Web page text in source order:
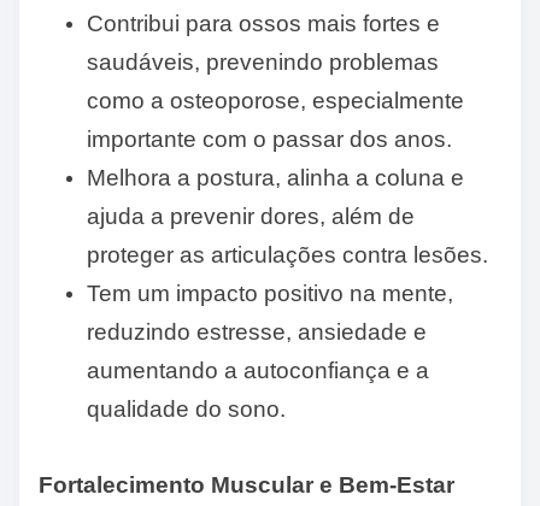
Contribui para ossos mais fortes e
saudáveis, prevenindo problemas
como a osteoporose, especialmente
importante com o passar dos anos.
Melhora a postura, alinha a coluna e
ajuda a prevenir dores, além de
proteger as articulações contra lesões.
Tem um impacto positivo na mente,
reduzindo estresse, ansiedade e
aumentando a autoconfiança e a
qualidade do sono.
Fortalecimento Muscular e Bem-Estar